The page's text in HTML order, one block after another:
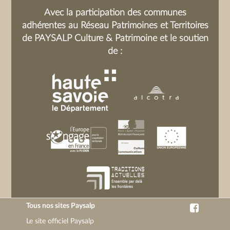
Avec la participation des communes
adhérentes au Réseau Patrimoines et Territoires
de PAYSALP Culture & Patrimoine et le soutien
de :
Tous nos sites Paysalp
Le site officiel Paysalp